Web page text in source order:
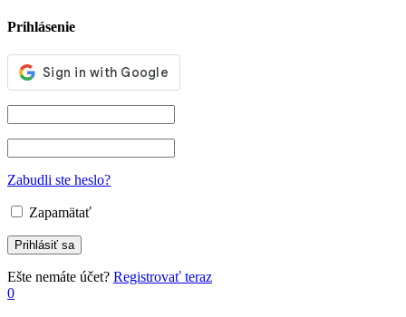
Prihlásenie
Zabudli ste heslo?
Zapamätať
Ešte nemáte účet? Registrovať teraz
0